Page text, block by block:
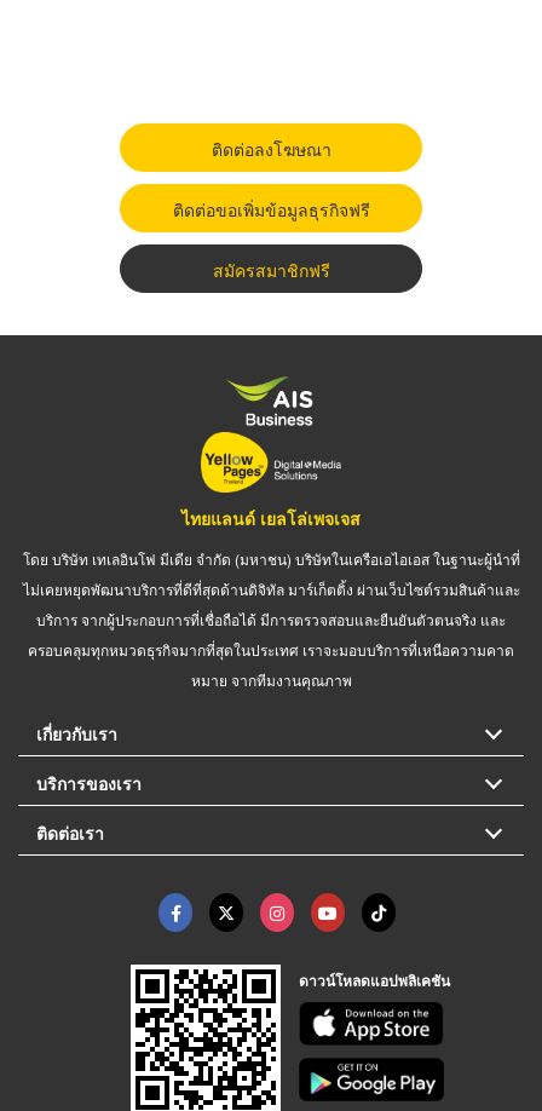
ติดต่อลงโฆษณา
ติดต่อขอเพิ่มข้อมูลธุรกิจฟรี
สมัครสมาชิกฟรี
ไทยแลนด์ เยลโล่เพจเจส
โดย บริษัท เทเลอินโฟ มีเดีย จำกัด (มหาชน) บริษัทในเครือเอไอเอส ในฐานะผู้นำที่
ไม่เคยหยุดพัฒนาบริการที่ดีที่สุดด้านดิจิทัล มาร์เก็ตติ้ง ผ่านเว็บไซต์รวมสินค้าและ
บริการ จากผู้ประกอบการที่เชื่อถือได้ มีการตรวจสอบและยืนยันตัวตนจริง และ
ครอบคลุมทุกหมวดธุรกิจมากที่สุดในประเทศ เราจะมอบบริการที่เหนือความคาด
หมาย จากทีมงานคุณภาพ
เกี่ยวกับเรา
บริการของเรา
ติดต่อเรา
ดาวน์โหลดแอปพลิเคชัน